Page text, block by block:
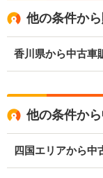
他の条件か
香川県から中古車
他の条件か
四国エリアから中